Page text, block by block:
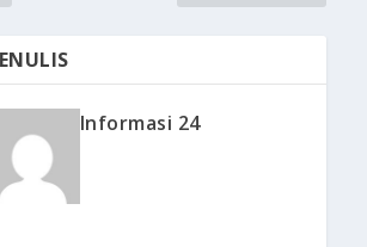
Informasi 24